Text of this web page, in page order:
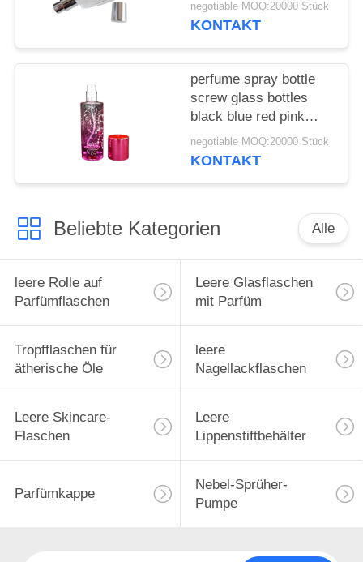
and metal
negotiable MOQ:20000 Stück
KONTAKT
perfume spray bottle
screw glass bottles
black blue red pink
green cap plastic and
metal
negotiable MOQ:20000 Stück
KONTAKT
Beliebte Kategorien Alle
leere Rolle auf
Parfümflaschen
Leere Glasflaschen
mit Parfüm
Tropfflaschen für
ätherische Öle
leere
Nagellackflaschen
Leere Skincare-
Flaschen
Leere
Lippenstiftbehälter
Parfümkappe
Nebel-Sprüher-
Pumpe